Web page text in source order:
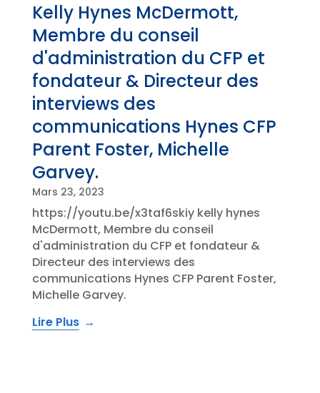
Kelly Hynes McDermott,
Membre du conseil
d'administration du CFP et
fondateur & Directeur des
interviews des
communications Hynes CFP
Parent Foster, Michelle
Garvey.
Mars 23, 2023
https://youtu.be/x3taf6skiy kelly hynes
McDermott, Membre du conseil
d'administration du CFP et fondateur &
Directeur des interviews des
communications Hynes CFP Parent Foster,
Michelle Garvey.
Lire Plus